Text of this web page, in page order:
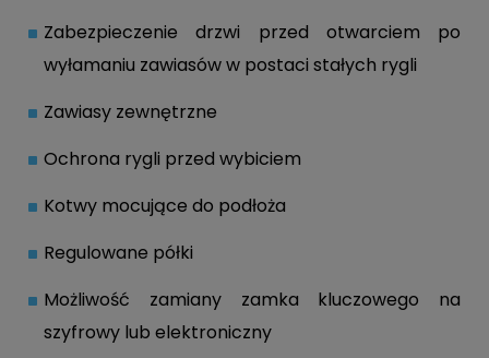
Zabezpieczenie drzwi przed otwarciem po
wyłamaniu zawiasów w postaci stałych rygli
Zawiasy zewnętrzne
Ochrona rygli przed wybiciem
Kotwy mocujące do podłoża
Regulowane półki
Możliwość zamiany zamka kluczowego na
szyfrowy lub elektroniczny